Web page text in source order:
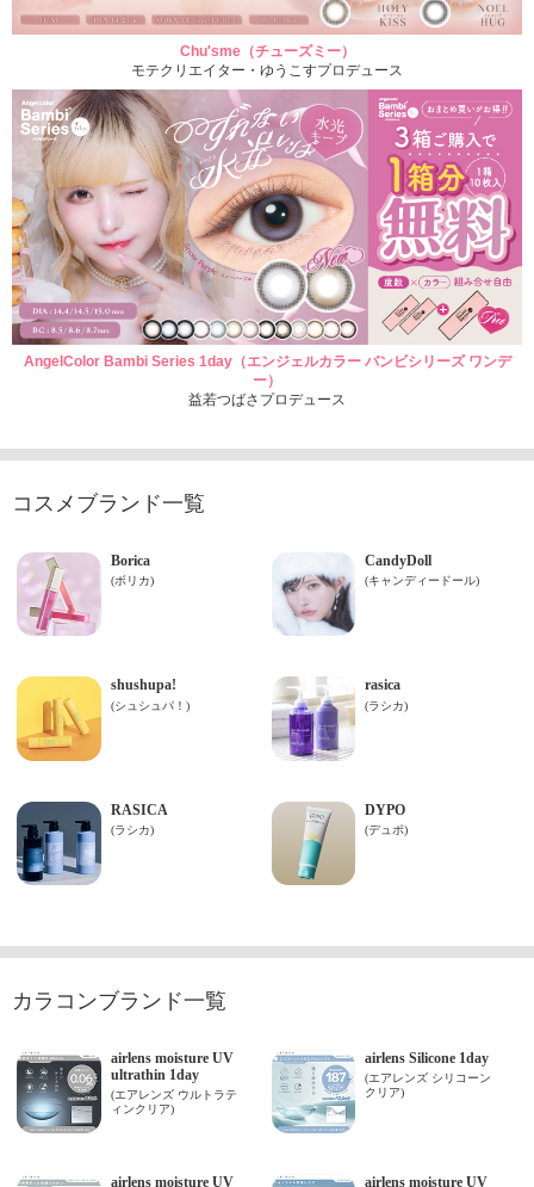
Chu'sme（チューズミー）
モテクリエイター・ゆうこすプロデュース
AngelColor Bambi Series 1day（エンジェルカラー バンビシリーズ ワンデ
ー）
益若つばさプロデュース
コスメブランド一覧
カラコンブランド一覧